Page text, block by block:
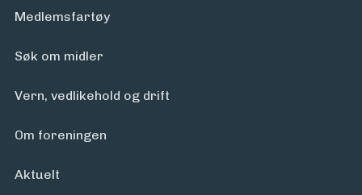
Medlemsfartøy
Søk om midler
Vern, vedlikehold og drift
Om foreningen
Aktuelt